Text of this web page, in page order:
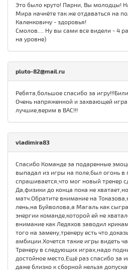
Это было круто! Парни, Вы молодцы!
Мира начнёте так же отдаваться на
Каленковичу - здоровья!
Смолов.... Ну вы сами все видели - 4
на уровне)
pluto-82@mail.ru
Ребята,большое спасибо за
Очень напряженной и захвающей
лучшие,верим в ВАС!!!
vladimira83
Спасибо Команде за подаренные
выпадал из игры на поле,был огонь в
спрашивается,что мог новый тренер
Да,физики до конца пока не
матч.Обратите внимание на
лень,на Буйволова,а Магаль как
энергии команде,которой ей не
внимание как Ледяхов заводил
того на замену,тренеру есть что
амбиции.Хочется такие игры видеть
Тренеру в следующих играх,надо
достойное место,Ещё раз спасибо за
даже близко к сборной нельзя